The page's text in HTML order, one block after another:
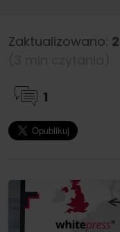
Zaktualizowano:
1